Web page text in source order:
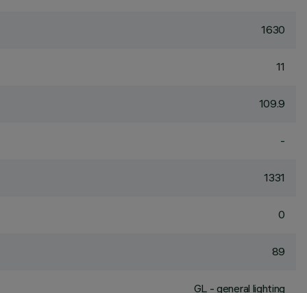
1630
11
109.9
-
1331
0
89
GL - general lighting